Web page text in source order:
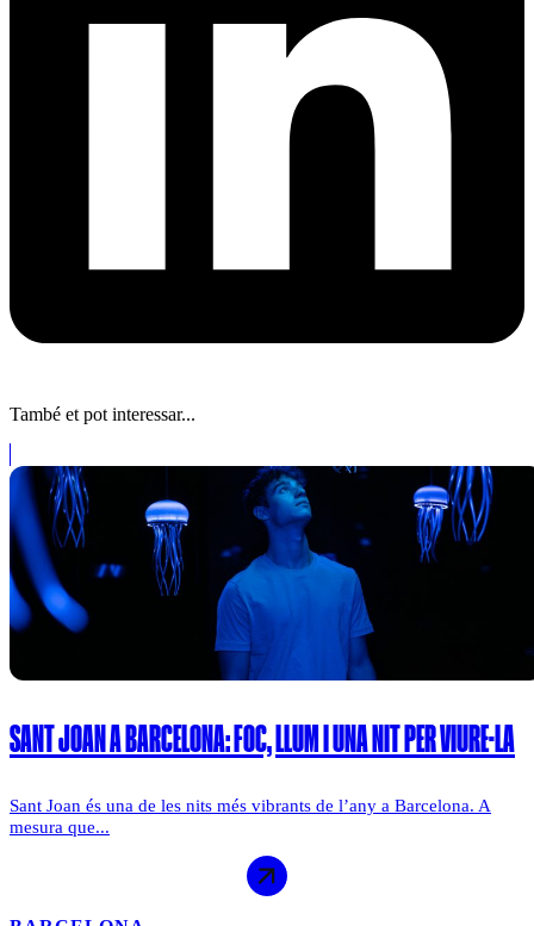
També et pot interessar...
SANT JOAN A BARCELONA: FOC, LLUM I UNA NIT PER VIURE-LA
Sant Joan és una de les nits més vibrants de l’any a Barcelona. A
mesura que...